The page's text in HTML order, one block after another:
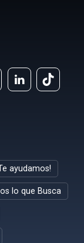
ayudamos!
lo que Busca